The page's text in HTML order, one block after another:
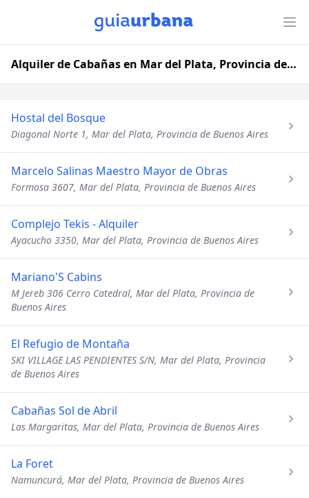
Alquiler de Cabañas en Mar del Plata, Provincia de Buenos Aires
Hostal del Bosque
Diagonal Norte 1, Mar del Plata, Provincia de Buenos Aires
Marcelo Salinas Maestro Mayor de Obras
Formosa 3607, Mar del Plata, Provincia de Buenos Aires
Complejo Tekis - Alquiler
Ayacucho 3350, Mar del Plata, Provincia de Buenos Aires
Mariano'S Cabins
M Jereb 306 Cerro Catedral, Mar del Plata, Provincia de
Buenos Aires
El Refugio de Montaña
SKI VILLAGE LAS PENDIENTES S/N, Mar del Plata, Provincia
de Buenos Aires
Cabañas Sol de Abril
Las Margaritas, Mar del Plata, Provincia de Buenos Aires
La Foret
Namuncurá, Mar del Plata, Provincia de Buenos Aires